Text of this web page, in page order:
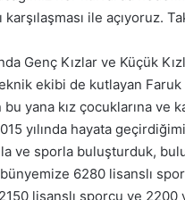
ile açıyoruz.
Genç Kızlar ve Küçük
ekibi de kutlayan Faruk
yana kız çocuklarına ve
yılında hayata
ve sporla buluşturduk,
6280 lisanslı
lisanslı sporcu ve